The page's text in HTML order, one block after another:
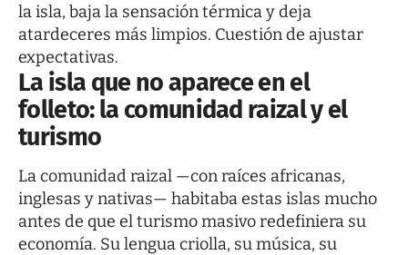
la isla, baja la sensación térmica y deja
atardeceres más limpios. Cuestión de ajustar
expectativas.
La isla que no aparece en el
folleto: la comunidad raizal y el
turismo
La comunidad raizal —con raíces africanas,
inglesas y nativas— habitaba estas islas mucho
antes de que el turismo masivo redefiniera su
economía. Su lengua criolla, su música, su